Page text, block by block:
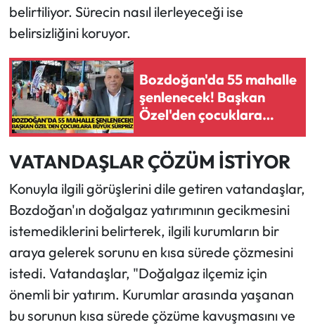
belirtiliyor. Sürecin nasıl ilerleyeceği ise
belirsizliğini koruyor.
Bozdoğan'da 55 mahalle
şenlenecek! Başkan
Özel'den çocuklara
büyük sürpriz
VATANDAŞLAR ÇÖZÜM İSTİYOR
Konuyla ilgili görüşlerini dile getiren vatandaşlar,
Bozdoğan'ın doğalgaz yatırımının gecikmesini
istemediklerini belirterek, ilgili kurumların bir
araya gelerek sorunu en kısa sürede çözmesini
istedi. Vatandaşlar, "Doğalgaz ilçemiz için
önemli bir yatırım. Kurumlar arasında yaşanan
bu sorunun kısa sürede çözüme kavuşmasını ve